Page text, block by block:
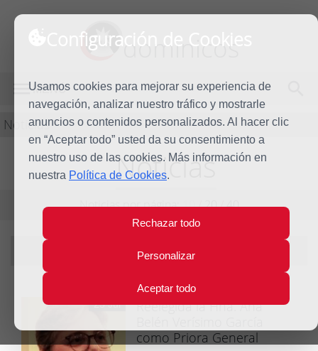
Configuración de Cookies
Usamos cookies para mejorar su experiencia de
navegación, analizar nuestro tráfico y mostrarle
anuncios o contenidos personalizados. Al hacer clic
en “Aceptar todo” usted da su consentimiento a
nuestro uso de las cookies. Más información en
nuestra Política de Cookies.
Rechazar todo
Personalizar
Aceptar todo
dominicos
MENÚ
Noticias
Noticias
Noticias por página:10/20/40
Filtrando por año:2024 |
23 Jul
Reelegida la Hna. Ana
como Priora General